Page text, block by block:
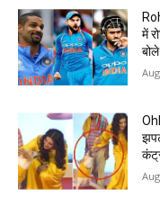
में